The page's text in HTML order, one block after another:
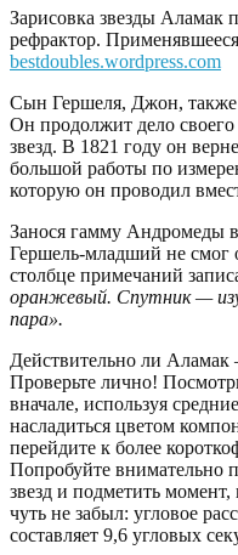
Зарисовка звезды
рефрактор.
bestdoubles.wordpress.com
Сын Гершеля, Джон, также
Он продолжит дело
звезд. В 1821 году он
большой работы по
которую он проводил
Занося гамму Андромеды
Гершель-младший не смог
столбце примечаний
оранжевый. Спутник —
пара».
Действительно ли Аламак
Проверьте лично!
вначале, используя
насладиться цветом
перейдите к более
Попробуйте внимательно
звезд и подметить момент,
чуть не забыл: угловое
составляет 9,6 угловых